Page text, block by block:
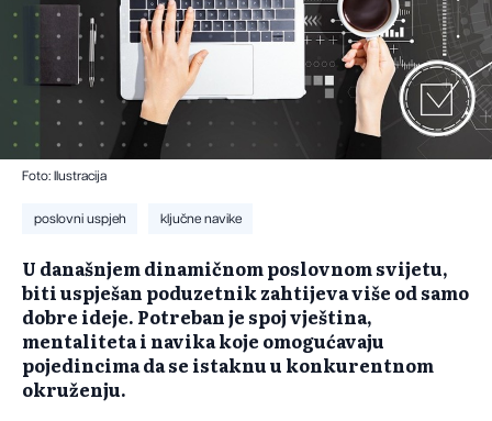
Foto: Ilustracija
poslovni uspjeh ključne navike
U današnjem dinamičnom poslovnom svijetu,
biti uspješan poduzetnik zahtijeva više od samo
dobre ideje. Potreban je spoj vještina,
mentaliteta i navika koje omogućavaju
pojedincima da se istaknu u konkurentnom
okruženju.